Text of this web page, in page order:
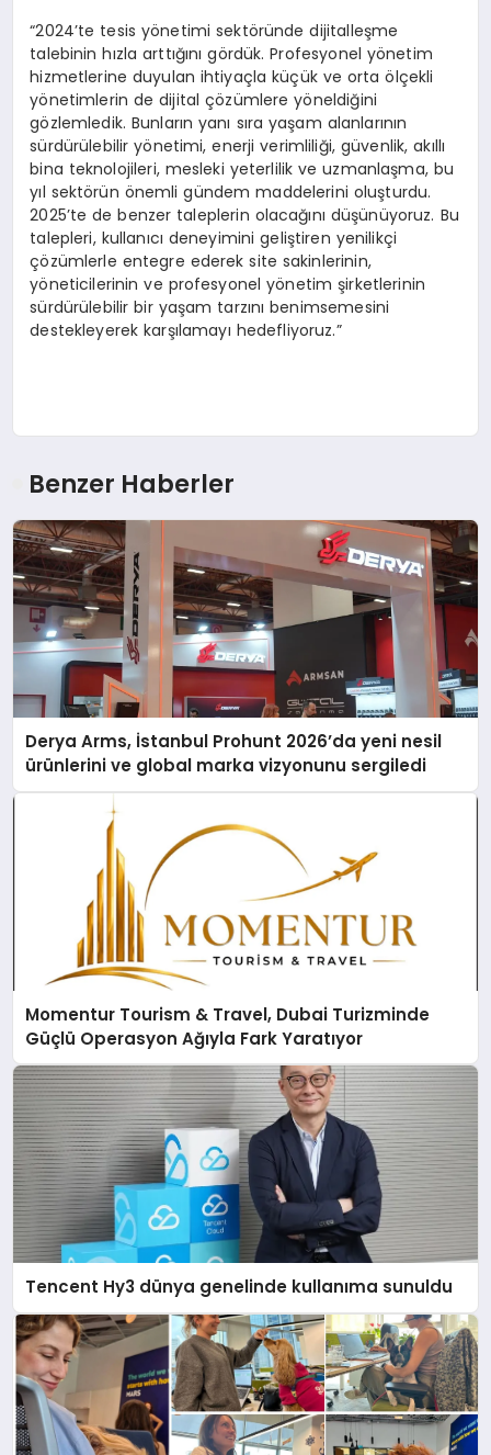
“2024’te tesis yönetimi sektöründe dijitalleşme
talebinin hızla arttığını gördük. Profesyonel yönetim
hizmetlerine duyulan ihtiyaçla küçük ve orta ölçekli
yönetimlerin de dijital çözümlere yöneldiğini
gözlemledik. Bunların yanı sıra yaşam alanlarının
sürdürülebilir yönetimi, enerji verimliliği, güvenlik, akıllı
bina teknolojileri, mesleki yeterlilik ve uzmanlaşma, bu
yıl sektörün önemli gündem maddelerini oluşturdu.
2025’te de benzer taleplerin olacağını düşünüyoruz. Bu
talepleri, kullanıcı deneyimini geliştiren yenilikçi
çözümlerle entegre ederek site sakinlerinin,
yöneticilerinin ve profesyonel yönetim şirketlerinin
sürdürülebilir bir yaşam tarzını benimsemesini
destekleyerek karşılamayı hedefliyoruz.”
Benzer Haberler
Derya Arms, İstanbul Prohunt 2026’da yeni nesil
ürünlerini ve global marka vizyonunu sergiledi
Momentur Tourism & Travel, Dubai Turizminde
Güçlü Operasyon Ağıyla Fark Yaratıyor
Tencent Hy3 dünya genelinde kullanıma sunuldu